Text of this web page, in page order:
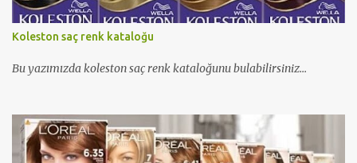
Koleston saç renk kataloğu
Bu yazımızda koleston saç renk kataloğunu bulabilirsiniz...